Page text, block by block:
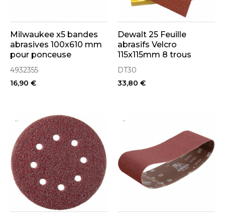
Milwaukee x5 bandes
abrasives 100x610 mm
pour ponceuse
4932355
16,90 €
Dewalt 25 Feuille
abrasifs Velcro
115x115mm 8 trous
DT30
33,80 €
.. ..